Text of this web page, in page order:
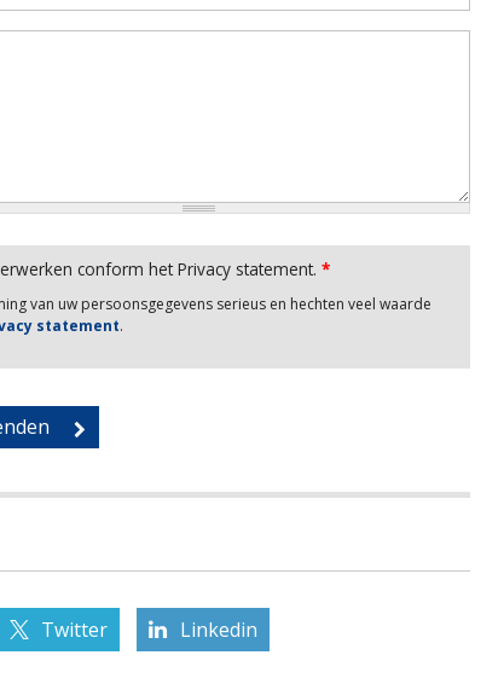
conform het Privacy statement. *
van uw persoonsgegevens serieus en hechten veel waarde
statement.
Twitter Linkedin